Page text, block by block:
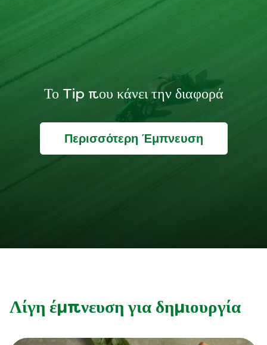
Το Tip που κάνει την διαφορά
Περισσότερη Έμπνευση
Λίγη έμπνευση για δημιουργία